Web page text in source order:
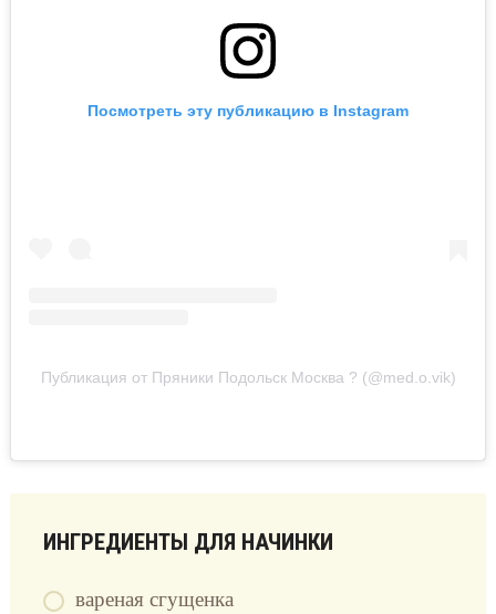
Посмотреть эту публикацию в Instagram
Публикация от Пряники Подольск Москва ? (@med.o.vik)
ИНГРЕДИЕНТЫ ДЛЯ НАЧИНКИ
вареная сгущенка